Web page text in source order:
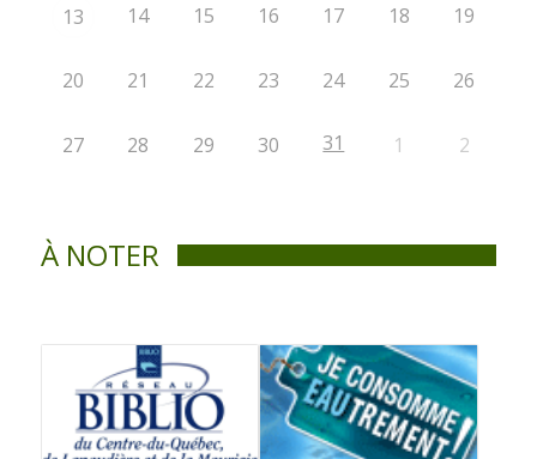
13 14 15 16 17 18 19
20 21 22 23 24 25 26
27 28 29 30 31 1 2
À NOTER